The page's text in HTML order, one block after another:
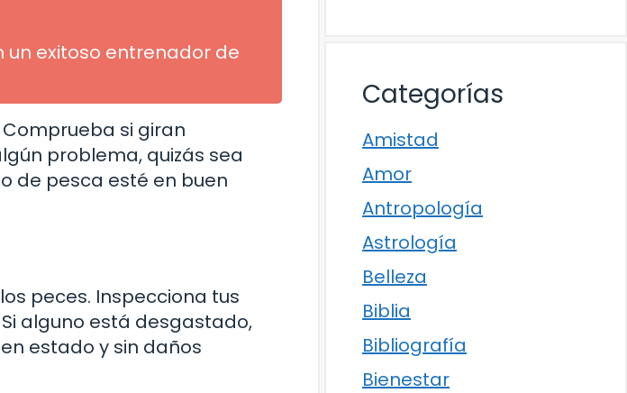
un exitoso entrenador de
si giran
problema, quizás sea
de pesca esté en buen
peces. Inspecciona tus
alguno está desgastado,
estado y sin daños
Categorías
Amistad
Amor
Antropología
Astrología
Belleza
Biblia
Bibliografía
Bienestar